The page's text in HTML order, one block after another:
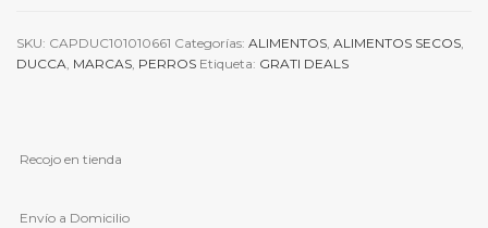
7kg
cantidad
SKU: CAPDUC101010661 Categorías: ALIMENTOS, ALIMENTOS SECOS,
DUCCA, MARCAS, PERROS Etiqueta: GRATI DEALS
Recojo en tienda
Envío a Domicilio